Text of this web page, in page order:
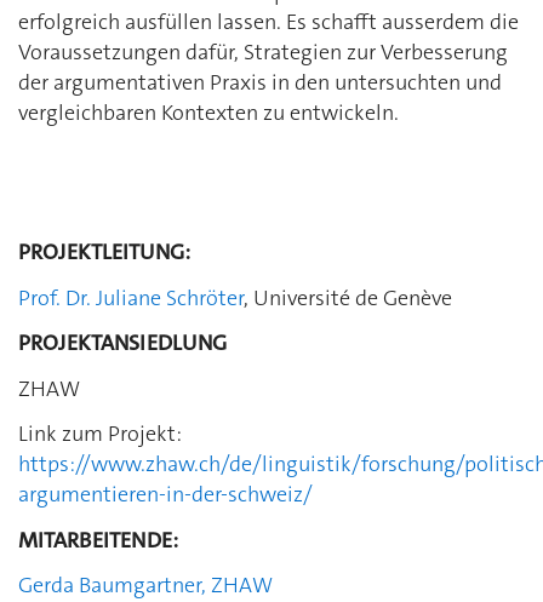
erfolgreich ausfüllen lassen. Es schafft ausserdem die
Voraussetzungen dafür, Strategien zur Verbesserung
der argumentativen Praxis in den untersuchten und
vergleichbaren Kontexten zu entwickeln.
PROJEKTLEITUNG:
Prof. Dr. Juliane Schröter, Université de Genève
PROJEKTANSIEDLUNG
ZHAW
Link zum Projekt:
https://www.zhaw.ch/de/linguistik/forschung/
argumentieren-in-der-schweiz/
MITARBEITENDE:
Gerda Baumgartner, ZHAW